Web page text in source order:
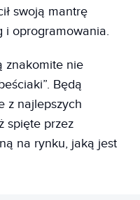
swoją mantrę
i oprogramowania.
znakomite nie
Będą
z najlepszych
spięte przez
na rynku, jaką jest